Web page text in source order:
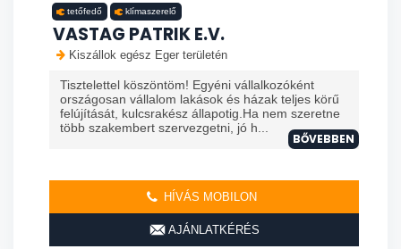
tetőfedő klímaszerelő
VASTAG PATRIK E.V.
Kiszállok egész Eger területén
Tisztelettel köszöntöm! Egyéni vállalkozóként
országosan vállalom lakások és házak teljes körű
felújítását, kulcsrakész állapotig.Ha nem szeretne
több szakembert szervezgetni, jó h...
BŐVEBBEN
HÍVÁS MOBILON
AJÁNLATKÉRÉS